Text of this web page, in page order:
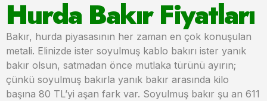
Hurda Bakır Fiyatları
Bakır, hurda piyasasının her zaman en çok konuşulan
metali. Elinizde ister soyulmuş kablo bakırı ister yanık
bakır olsun, satmadan önce mutlaka türünü ayırın;
çünkü soyulmuş bakırla yanık bakır arasında kilo
başına 80 TL’yi aşan fark var. Soyulmuş bakır şu an 611